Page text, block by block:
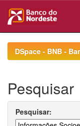
navigationDSpace - BNB -
Pesquisar
Pesquisar: